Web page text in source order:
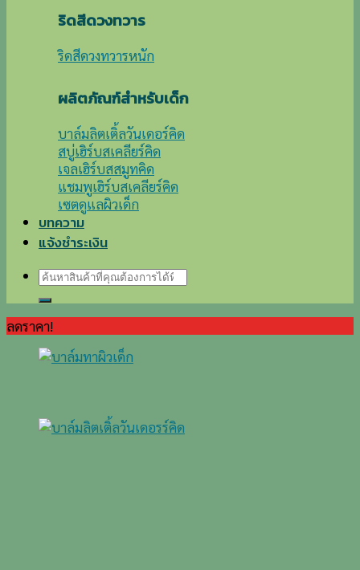
ริดสีดวงทวาร
ริดสีดวงทวารหนัก
ผลิตภัณฑ์สำหรับเด็ก
บาล์มลิตเติ้ลวันเดอร์คิด
สบู่เฮิร์บสเคลียร์คิด
เจลเฮิร์บสสมูทคิด
แชมพูเฮิร์บสเคลียร์คิด
เซตดูแลผิวเด็ก
บทความ
แจ้งชำระเงิน
ค้นหา:
ลดราคา!